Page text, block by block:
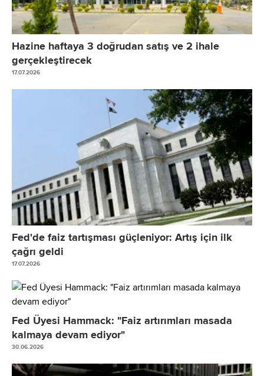
Hazine haftaya 3 doğrudan satış ve 2 ihale
gerçekleştirecek
17.07.2026
Fed'de faiz tartışması güçleniyor: Artış için ilk
çağrı geldi
17.07.2026
Fed Üyesi Hammack: "Faiz artırımları masada
kalmaya devam ediyor"
30.06.2026